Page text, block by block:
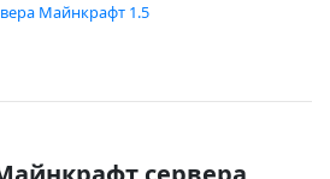
Майнкрафт 1.5